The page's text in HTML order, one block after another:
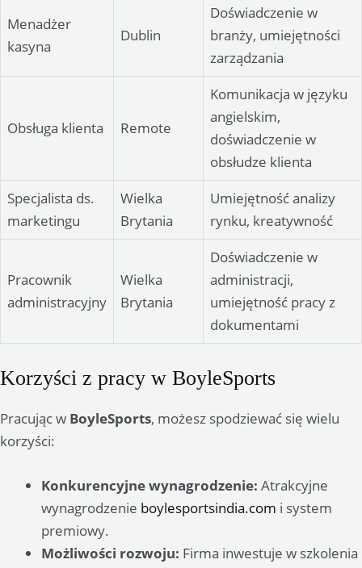
Menadżer
kasyna
Dublin
Doświadczenie w
branży, umiejętności
zarządzania
Obsługa klienta Remote
Komunikacja w języku
angielskim,
doświadczenie w
obsłudze klienta
Specjalista ds.
marketingu
Wielka
Brytania
Umiejętność analizy
rynku, kreatywność
Pracownik
administracyjny
Wielka
Brytania
Doświadczenie w
administracji,
umiejętność pracy z
dokumentami
Korzyści z pracy w BoyleSports
Pracując w BoyleSports, możesz spodziewać się wielu
korzyści:
Konkurencyjne wynagrodzenie: Atrakcyjne
wynagrodzenie boylesportsindia.com i system
premiowy.
Możliwości rozwoju: Firma inwestuje w szkolenia